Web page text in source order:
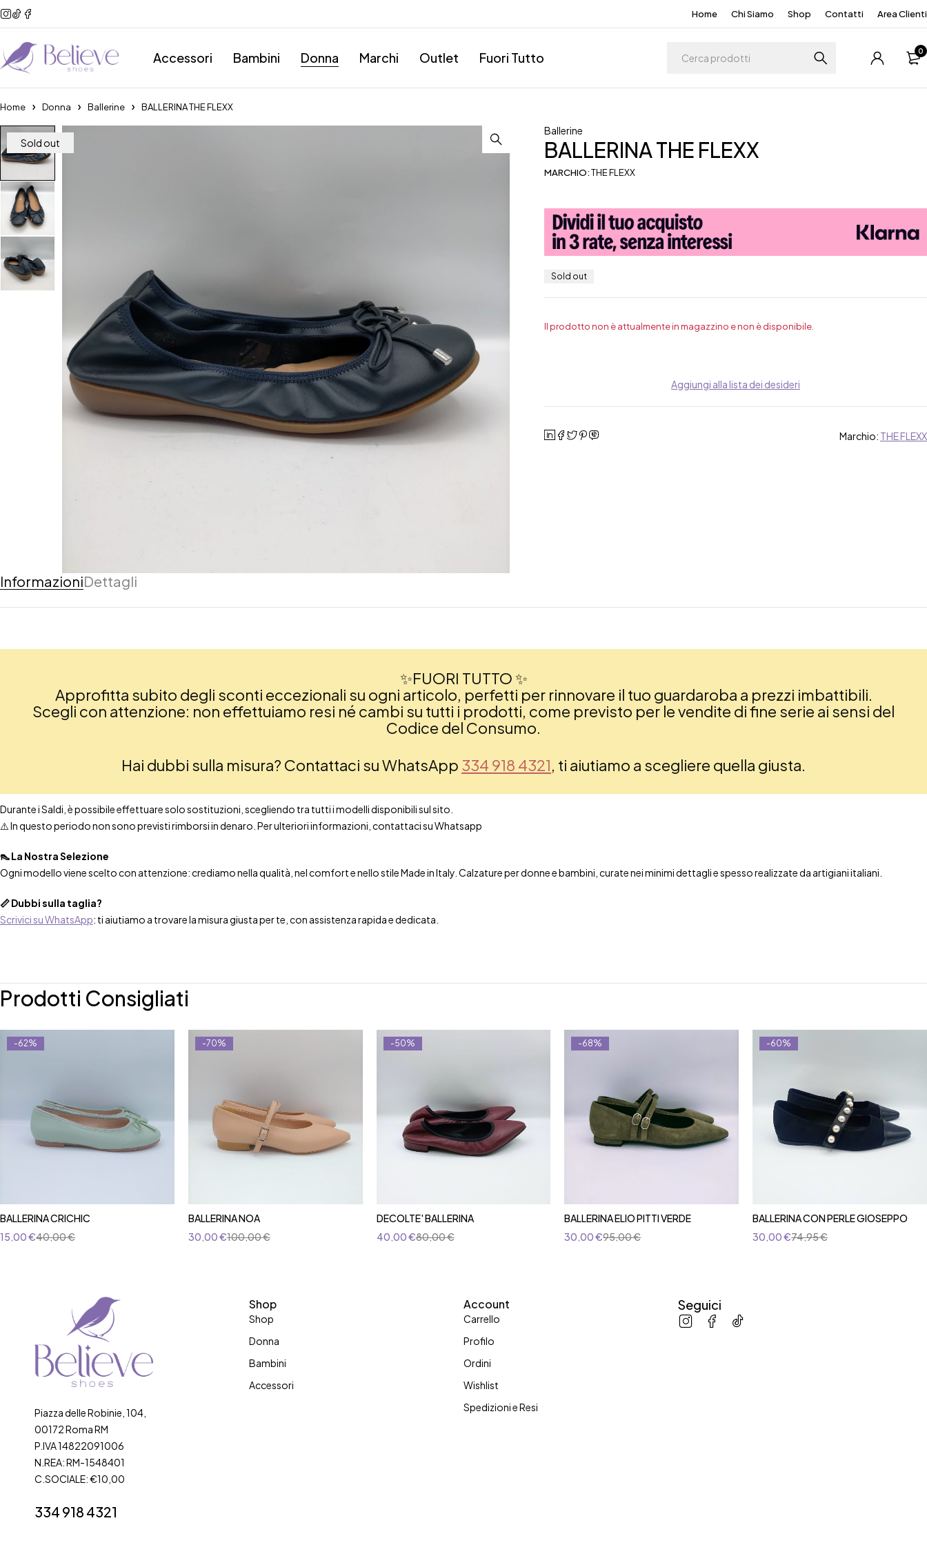
Home Chi Siamo Shop Contatti Area Clienti
Accessori Bambini Donna Marchi Outlet Fuori Tutto 0
Home Donna Ballerine BALLERINA THE FLEXX
Sold out
Ballerine
BALLERINA THE FLEXX
MARCHIO:THE FLEXX
Sold out
Il prodotto non è attualmente in magazzino e non è disponibile.
Aggiungi alla lista dei desideri
Marchio: THE FLEXX
InformazioniDettagli
✨FUORI TUTTO ✨
Approfitta subito degli sconti eccezionali su ogni articolo, perfetti per rinnovare il tuo guardaroba a prezzi imbattibili.
Scegli con attenzione: non effettuiamo resi né cambi su tutti i prodotti, come previsto per le vendite di fine serie ai sensi del
Codice del Consumo.
Hai dubbi sulla misura? Contattaci su WhatsApp 334 918 4321, ti aiutiamo a scegliere quella giusta.
Durante i Saldi, è possibile effettuare solo sostituzioni, scegliendo tra tutti i modelli disponibili sul sito.
⚠️ In questo periodo non sono previsti rimborsi in denaro. Per ulteriori informazioni, contattaci su Whatsapp
👠 La Nostra Selezione
Ogni modello viene scelto con attenzione: crediamo nella qualità, nel comfort e nello stile Made in Italy. Calzature per donne e bambini, curate nei minimi dettagli e spesso realizzate da artigiani italiani.
📏 Dubbi sulla taglia?
Scrivici su WhatsApp: ti aiutiamo a trovare la misura giusta per te, con assistenza rapida e dedicata.
Prodotti Consigliati
-62%
BALLERINA CRICHIC
40,00€
15,00€
-70%
BALLERINA NOA
100,00€
30,00€
-50%
DECOLTE' BALLERINA
80,00€
40,00€
-68%
Aggiungi al carrello
BALLERINA ELIO PITTI VERDE
95,00€
30,00€
-60%
BALLERINA CON PERLE GIOSEPPO
74,95€
30,00€
Piazza delle Robinie, 104,
00172 Roma RM
P.IVA 14822091006
N.REA: RM-1548401
C.SOCIALE: €10,00
334 918 4321
Shop
Shop
Donna
Bambini
Accessori
Account
Carrello
Profilo
Ordini
Wishlist
Spedizioni e Resi
Seguici